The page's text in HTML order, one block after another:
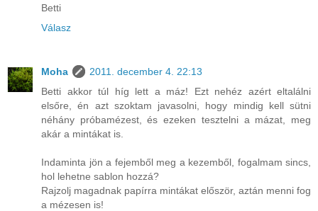
Betti
Válasz
Moha
2011. december 4. 22:13
Betti akkor túl híg lett a máz! Ezt nehéz azért eltalálni
elsőre, én azt szoktam javasolni, hogy mindig kell sütni
néhány próbamézest, és ezeken tesztelni a mázat, meg
akár a mintákat is.
Indaminta jön a fejemből meg a kezemből, fogalmam sincs,
hol lehetne sablon hozzá?
Rajzolj magadnak papírra mintákat először, aztán menni fog
a mézesen is!